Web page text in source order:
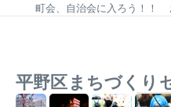
町会、自治会に入ろう！！
平野区まちづくり